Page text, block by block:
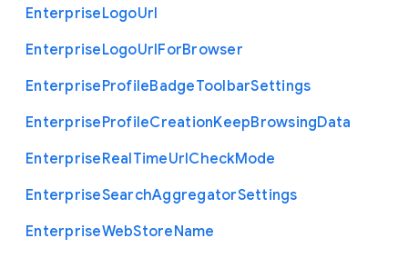
EnterpriseLogoUrl
EnterpriseLogoUrlForBrowser
EnterpriseProfileBadgeToolbarSettings
EnterpriseProfileCreationKeepBrowsingData
EnterpriseRealTimeUrlCheckMode
EnterpriseSearchAggregatorSettings
EnterpriseWebStoreName